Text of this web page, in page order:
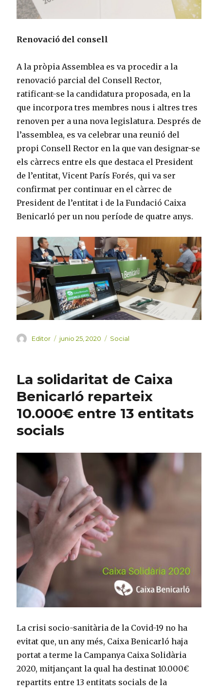
Renovació del consell
A la pròpia Assemblea es va procedir a la
renovació parcial del Consell Rector,
ratificant-se la candidatura proposada, en la
que incorpora tres membres nous i altres tres
renoven per a una nova legislatura. Després de
l’assemblea, es va celebrar una reunió del
propi Consell Rector en la que van designar-se
els càrrecs entre els que destaca el President
de l’entitat, Vicent París Forés, qui va ser
confirmat per continuar en el càrrec de
President de l’entitat i de la Fundació Caixa
Benicarló per un nou període de quatre anys.
Autor
Editor
Publicado
junio 25, 2020 Categorías
Social
La solidaritat de Caixa
Benicarló reparteix
10.000€ entre 13 entitats
socials
La crisi socio-sanitària de la Covid-19 no ha
evitat que, un any més, Caixa Benicarló haja
portat a terme la Campanya Caixa Solidària
2020, mitjançant la qual ha destinat 10.000€
repartits entre 13 entitats socials de la